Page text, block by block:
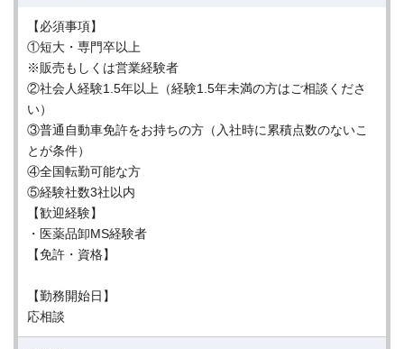
【必須事項】
①短大・専門卒以上
※販売もしくは営業経験者
②社会人経験1.5年以上（経験1.5年未満の方はご相談くださ
い）
③普通自動車免許をお持ちの方（入社時に累積点数のないこ
とが条件）
④全国転勤可能な方
⑤経験社数3社以内
【歓迎経験】
・医薬品卸MS経験者
【免許・資格】
【勤務開始日】
応相談